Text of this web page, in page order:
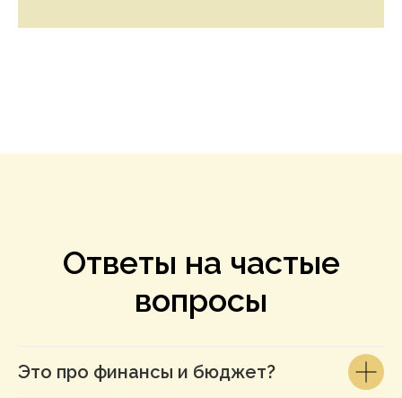
Ответы на частые
вопросы
Это про финансы и бюджет?